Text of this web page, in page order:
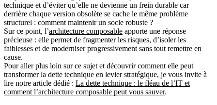
technique et d’éviter qu’elle ne devienne un frein durable car
derrière chaque version obsolète se cache le même problème
structurel : comment maintenir un socle robuste ?
Sur ce point, l’architecture composable apporte une réponse
précieuse : elle permet de fragmenter les risques, d’isoler les
faiblesses et de moderniser progressivement sans tout remettre en
cause.
Pour aller plus loin sur ce sujet et découvrir comment elle peut
transformer la dette technique en levier stratégique, je vous invite à
lire notre article dédié : La dette technique : le fléau de l’IT et
comment l’architecture composable peut vous sauver.